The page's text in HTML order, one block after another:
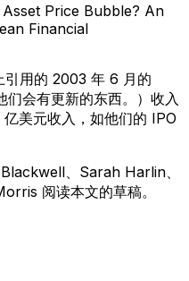
Price Bubble? An
Financial
用的 2003 年 6 月的
会有更新的东西。）收入
美元收入，如他们的 IPO
、Sarah Harlin、
阅读本文的草稿。